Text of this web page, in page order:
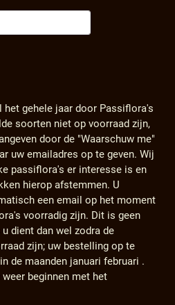
het gehele jaar door Passiflora's
soorten niet op voorraad zijn,
door de "Waarschuw me"
uw emailadres op te geven. Wij
passiflora's er interesse is en
hierop afstemmen. U
een email op het moment
voorradig zijn. Dit is geen
dient dan wel zodra de
zijn; uw bestelling op te
de maanden januari februari .
beginnen met het